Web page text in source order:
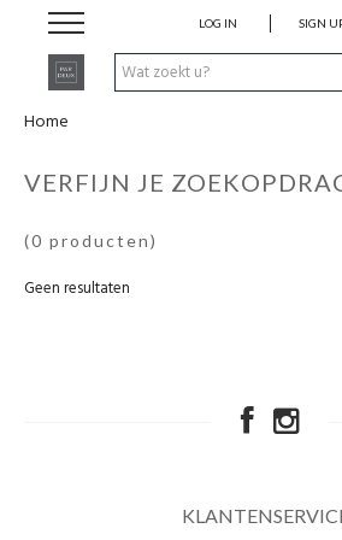
LOG IN SIGN
Zomer '26
Merken
Home
VERFIJN JE
(0 producten)
Geen resultaten